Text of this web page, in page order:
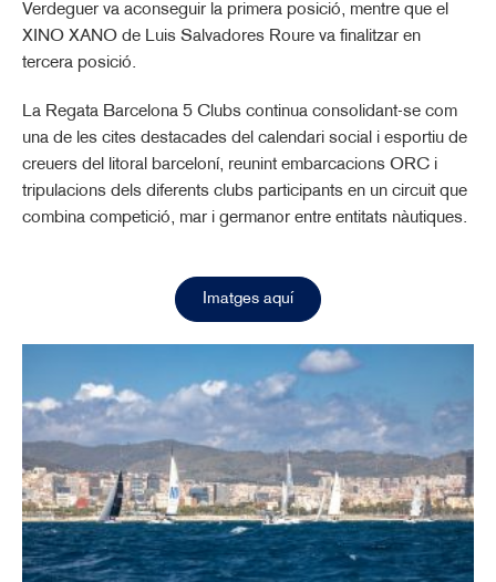
Verdeguer va aconseguir la primera posició, mentre que el
XINO XANO de Luis Salvadores Roure va finalitzar en
tercera posició.
La Regata Barcelona 5 Clubs continua consolidant-se com
una de les cites destacades del calendari social i esportiu de
creuers del litoral barceloní, reunint embarcacions ORC i
tripulacions dels diferents clubs participants en un circuit que
combina competició, mar i germanor entre entitats nàutiques.
Imatges aquí